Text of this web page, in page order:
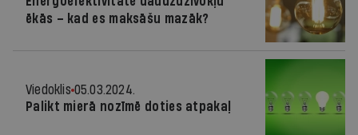
ēkās – kad es maksāšu mazāk?
Viedoklis 05.03.2024.
Palikt mierā nozīmē doties atpakaļ